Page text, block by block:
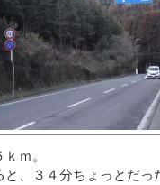
ｍ。
、３４分ちょっとだっ